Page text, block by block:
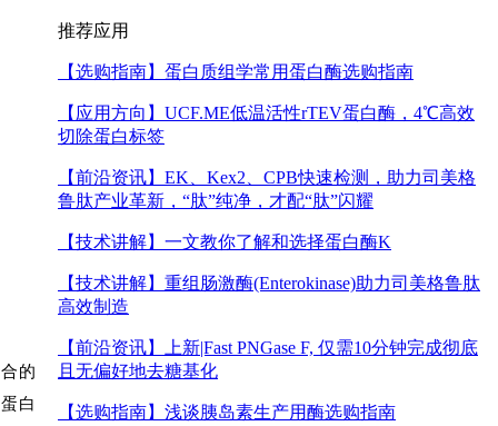
的
白
推荐应用
【选购指南】 蛋白质组学常用蛋白酶选购指南
【应用方向】 UCF.ME低温活性rTEV蛋白酶，4℃高效
切除蛋白标签
【前沿资讯】 EK、Kex2、CPB快速检测，助力司美格
鲁肽产业革新，“肽”纯净，才配“肽”闪耀
【技术讲解】 一文教你了解和选择蛋白酶K
【技术讲解】 重组肠激酶(Enterokinase)助力司美格鲁肽
高效制造
【前沿资讯】
上新|Fast PNGase F, 仅需10分钟完成彻底
且无偏好地去糖基化
【选购指南】 浅谈胰岛素生产用酶选购指南